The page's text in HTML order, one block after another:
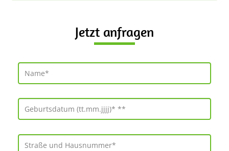
Jetzt anfragen